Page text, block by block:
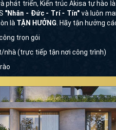
phát triển, Kiến trúc Akisa tự hào
"Nhân - Đức - Trí - Tín" và luôn
là TẬN HƯỞNG . Hãy tận hưởng
trọn gói
nhà (trực tiếp tận nơi công trình)